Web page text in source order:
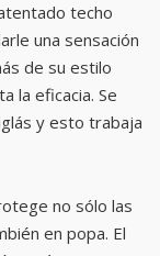
techo
una sensación
de su estilo
la eficacia. Se
y esto trabaja
no sólo las
en popa. El